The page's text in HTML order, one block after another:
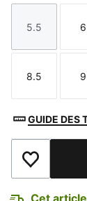
Taille
5.5 6
Taille
8.5 9
GUIDE DES
Ajouter à
Cet